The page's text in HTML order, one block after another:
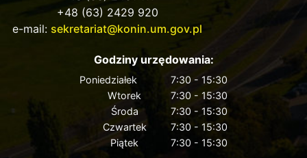
+48 (63) 2429 920
e-mail: sekretariat@konin.um.gov.pl
Godziny urzędowania:
Poniedziałek
7:30 - 15:30
Wtorek
7:30 - 15:30
Środa
7:30 - 15:30
Czwartek
7:30 - 15:30
Piątek
7:30 - 15:30